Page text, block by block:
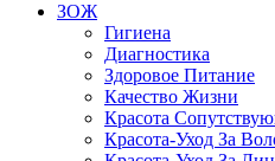
ЗОЖ
Гигиена
Диагностика
Здоровое Питание
Качество Жизни
Красота
Красота-Уход За